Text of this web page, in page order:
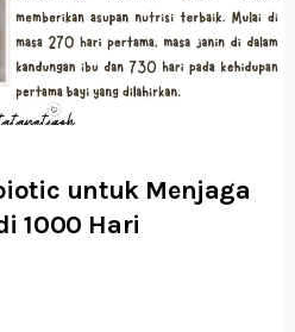
untuk Menjaga
1000 Hari